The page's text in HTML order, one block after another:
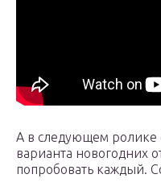
А в следующем ролике
варианта новогодних
попробовать каждый.